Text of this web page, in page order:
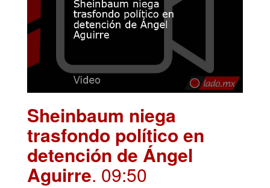
Sheinbaum niega
trasfondo político en
detención de Ángel
Aguirre. 09:50